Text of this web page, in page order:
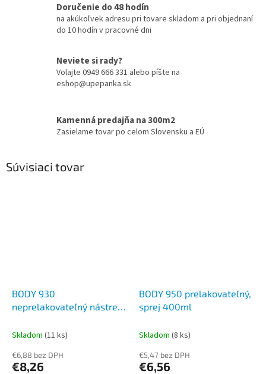
Doručenie do 48 hodín
na akúkoľvek adresu pri tovare skladom a pri objednaní
do 10 hodín v pracovné dni
Neviete si rady?
Volajte 0949 666 331 alebo píšte na
eshop@upepanka.sk
Kamenná predajňa na 300m2
Zasielame tovar po celom Slovensku a EÚ
Súvisiaci tovar
BODY 930
neprelakovateľný nástrek
Skladom (11 ks)
€6,88 bez DPH
€8,26
BODY 950 prelakovateľný,
sprej 400ml
Skladom (8 ks)
€5,47 bez DPH
€6,56